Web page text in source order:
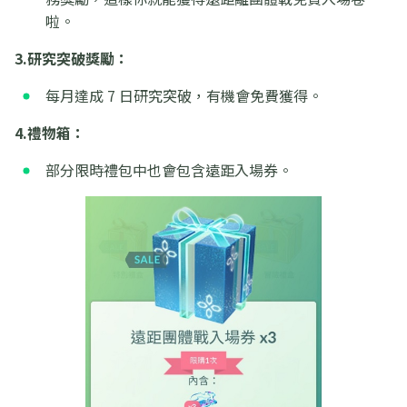
啦。
3.研究突破獎勵：
每月達成 7 日研究突破，有機會免費獲得。
4.禮物箱：
部分限時禮包中也會包含遠距入場券。